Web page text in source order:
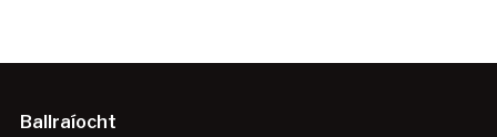
Ballraíocht